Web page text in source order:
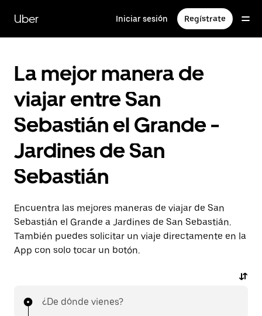
contenido
principal
Uber Iniciar sesión Regístrate
La mejor manera de
viajar entre San
Sebastián el Grande -
Jardines de San
Sebastián
Encuentra las mejores maneras de viajar de San
Sebastián el Grande a Jardines de San Sebastián.
También puedes solicitar un viaje directamente en la
App con solo tocar un botón.
¿De dónde vienes?